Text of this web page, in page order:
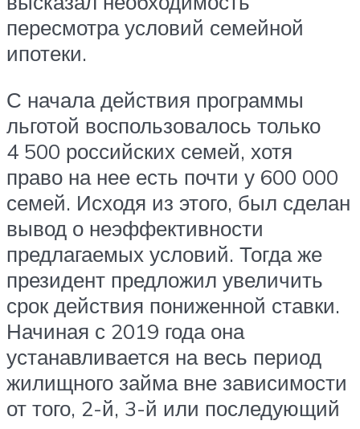
пересмотра условий семейной
ипотеки.
С начала действия программы
льготой воспользовалось только
4 500 российских семей, хотя
право на нее есть почти у 600 000
семей. Исходя из этого, был сделан
вывод о неэффективности
предлагаемых условий. Тогда же
президент предложил увеличить
срок действия пониженной ставки.
Начиная с 2019 года она
устанавливается на весь период
жилищного займа вне зависимости
от того, 2-й, 3-й или последующий